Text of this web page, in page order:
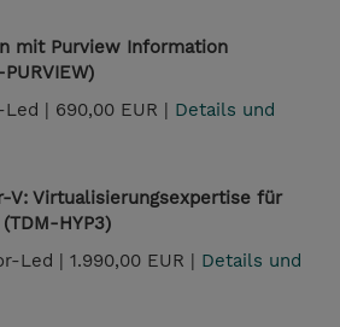
mit Purview Information
| 690,00 EUR | Details und
V: Virtualisierungsexpertise für
HYP3)
Led | 1.990,00 EUR | Details und